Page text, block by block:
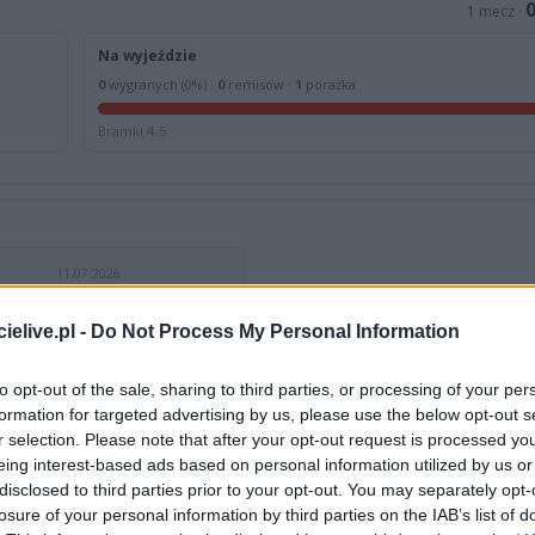
- Do Not Process My Personal Information
opt-out of the sale, sharing to third parties, or processing of your
for targeted advertising by us, please use the below opt-out
selection. Please note that after your opt-out request is processed
interest-based ads based on personal information utilized by us
to third parties prior to your opt-out. You may separately
of your personal information by third parties on the IAB’s list of
1 mecz · 0
Na wyjeździe
0wygranych (0%) · 0remisów · 1 porażka
Bramki 4-5
11.07.2026
5
Świętokrzyski
Kielce
19.08.2026
III liga, gr. IV
Korona II Kielce
Hetman Zamość